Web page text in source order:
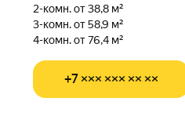
2-комн. от 38,8 м²
3-комн. от 58,9 м²
4-комн. от 76,4 м²
+7 ××× ××× ×× ××